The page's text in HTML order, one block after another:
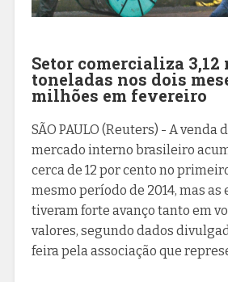
Setor comercializa 3,12
toneladas nos dois
milhões em fevereiro
SÃO PAULO (Reuters) - A venda
mercado interno brasileiro
cerca de 12 por cento no
mesmo período de 2014, mas as
tiveram forte avanço tanto em
valores, segundo dados
feira pela associação que